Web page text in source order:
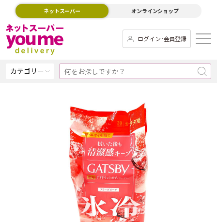
ネットスーパー オンラインショップ
ログイン･会員登録
カテゴリー